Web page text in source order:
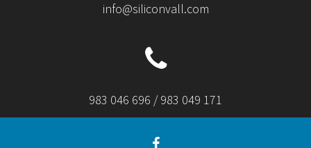
info@siliconvall.com
983 046 696 / 983 049 171